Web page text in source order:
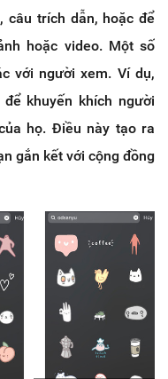
câu trích dẫn, hoặc để
hoặc video. Một số
với người xem. Ví dụ,
khuyến khích người
họ. Điều này tạo ra
gắn kết với cộng đồng